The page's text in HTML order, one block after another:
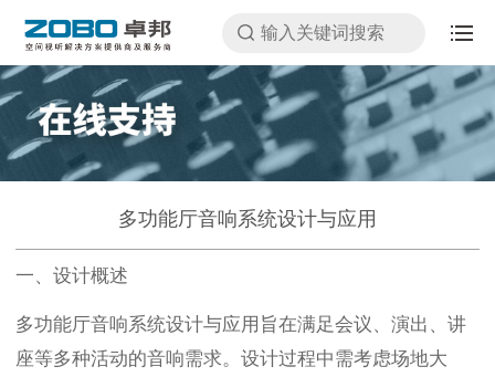
多功能厅音响系统设计与应用
一、设计概述
多功能厅音响系统设计与应用旨在满足会议、演出、讲
座等多种活动的音响需求。设计过程中需考虑场地大